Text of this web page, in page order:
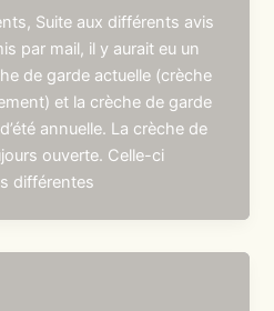
Suite aux différents avis
par mail, il y aurait eu un
de garde actuelle (crèche
et la crèche de garde
annuelle. La crèche de
ouverte. Celle-ci
différentes